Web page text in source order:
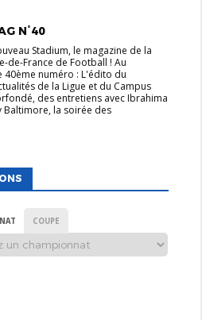
N°40
Stadium, le magazine de la
de-France de Football ! Au
40ème numéro : L'édito du
de la Ligue et du Campus
des entretiens avec Ibrahima
Baltimore, la soirée des
COUPE